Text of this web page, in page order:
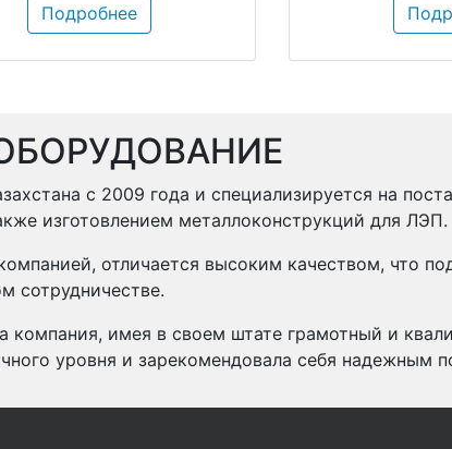
Подробнее
с 2009 года и специализируется на
изготовлением металлоконструкций для ЛЭП.
отличается высоким качеством, что
сотрудничестве.
имея в своем штате грамотный и
уровня и зарекомендовала себя надежным